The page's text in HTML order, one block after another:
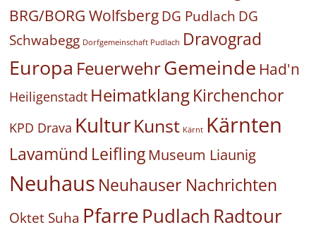
BRG/BORG Wolfsberg DG Pudlach DG
Schwabegg Dorfgemeinschaft Pudlach Dravograd
Europa FeuerwehrGemeinde Had'n
Heiligenstadt HeimatklangKirchenchor
KPD Drava KulturKunst Kärnt Kärnten
Lavamünd Leifling Museum Liaunig
Neuhaus Neuhauser Nachrichten
Oktet Suha PfarrePudlach Radtour